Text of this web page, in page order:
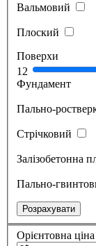
Вальмовий
Плоский
Поверхи
1 2
Фундамент
Пально-
Стрічковий
Залізобетонна
Пально-
Орієнтовна ціна